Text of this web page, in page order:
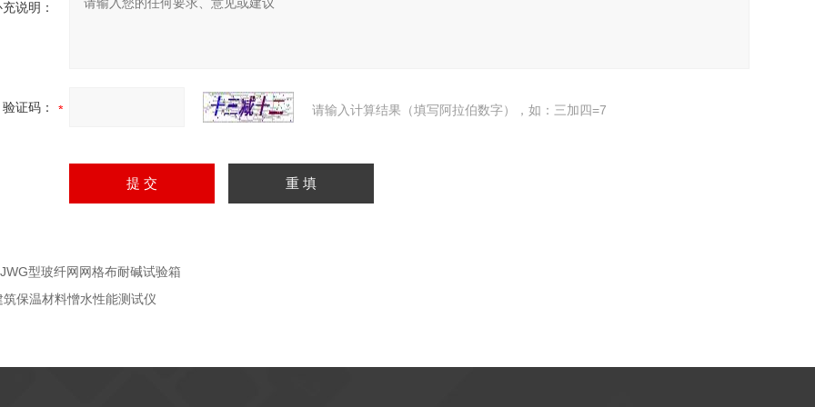
说明：
验证码： 请输入计算结果（填写阿拉伯数字），如：三加四=7
型玻纤网网格布耐碱试验箱
筑保温材料憎水性能测试仪